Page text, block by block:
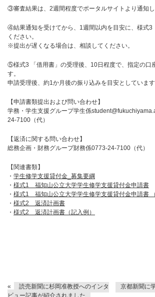
③審査結果は、2週間程度でポータルサイトより通知し
④結果通知を受けてから、1週間以内を目安に、様式3
ください。
※提出が遅くなる場合は、相談してください。
⑤様式3 「借用書」の受理後、10日程度で、指定の口
す。
申請受理後、約1か月後の振り込みを目安としています
【申請書類提出および問い合わせ】
学務・学生支援グループ学生係
24-7100（代）
【返済に関する問い合わせ】
総務企画・財務グループ財務係0773-24-7100（代）
【関連書類】
・ 学生修学支援貸付金_募集要綱
・ 様式1 福知山公立大学学生修学支援貸付金申請書
・ 様式1 福知山公立大学学生修学支援貸付金申請書 （
・ 様式2 返済計画書
・ 様式2 返済計画書（記入例）
«
読売新聞に杉岡准教授へのインタ
ビュー記事が紹介されました
京都新聞に